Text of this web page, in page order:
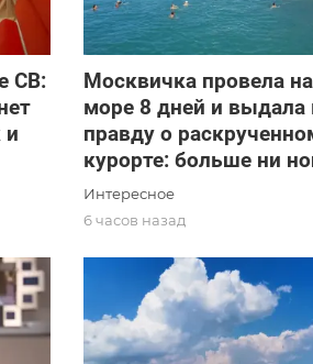
СВ:
и
Москвичка провела
море 8 дней и выдала
правду о
курорте: больше ни
Интересное
6 часов назад